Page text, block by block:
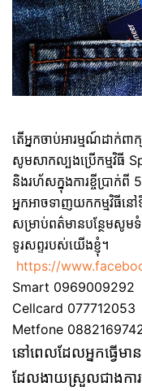
តើអ្នកចាប់អារម្មណ៍ដាក់ពា
សូមសាកល្បងប្រើកម្មវិធី
និងរហ័សក្នុងការខ្ចីប្រាក់
អ្នកអាចទាញយកកម្មវិធីនៅ
សម្រាប់ពត៌មានបន្ថែមសូម
ទូរសព្ទរបស់យើងខ្ញុំ។
https://
Smart 0969009292
Cellcard 077712053
Metfone
នៅពេលដែលអ្នកធ្វើមា
ដែលងាយស្រួលជាងការ